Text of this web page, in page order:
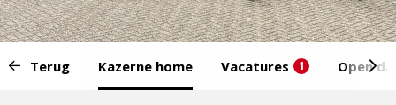
van Terug Kazerne home Vacatures 1 Open